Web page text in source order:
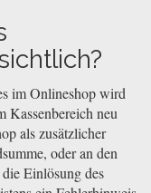
im Onlineshop wird
Kassenbereich neu
als zusätzlicher
oder an den
Einlösung des